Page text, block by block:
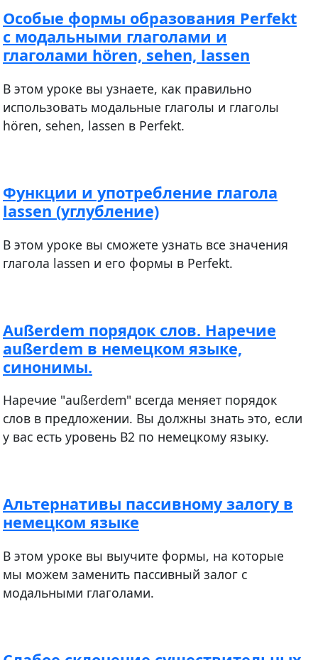
Особые формы образования Perfekt
с модальными глаголами и
глаголами hören, sehen, lassen
В этом уроке вы узнаете, как правильно
использовать модальные глаголы и глаголы
hören, sehen, lassen в Perfekt.
Функции и употребление глагола
lassen (углубление)
В этом уроке вы сможете узнать все значения
глагола lassen и его формы в Perfekt.
Außerdem порядок слов. Наречие
außerdem в немецком языке,
синонимы.
Наречие "außerdem" всегда меняет порядок
слов в предложении. Вы должны знать это, если
у вас есть уровень В2 по немецкому языку.
Альтернативы пассивному залогу в
немецком языке
В этом уроке вы выучите формы, на которые
мы можем заменить пассивный залог с
модальными глаголами.